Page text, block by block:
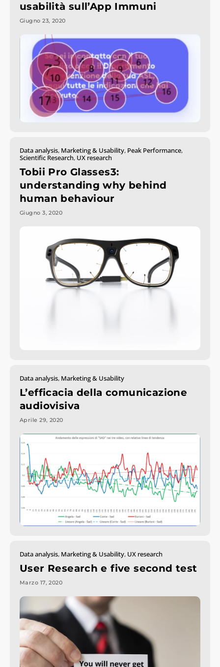
usabilità sull’App Immuni
Giugno 23, 2020
Data analysis, Marketing & Usability, Peak Performance,
Scientific Research, UX research
Tobii Pro Glasses3:
understanding why behind
human behaviour
Giugno 3, 2020
Data analysis, Marketing & Usability
L’efficacia della comunicazione
audiovisiva
Aprile 29, 2020
Data analysis, Marketing & Usability, UX research
User Research e five second test
Marzo 17, 2020